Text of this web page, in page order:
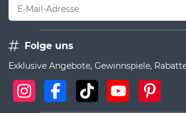
E-Mail-Adresse
Folge uns
Exklusive Angebote, Gewinnspiele,